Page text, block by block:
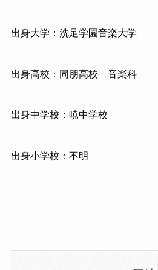
出身大学：洗足学園音楽大学
出身高校：同朋高校 音楽科
出身中学校：暁中学校
出身小学校：不明